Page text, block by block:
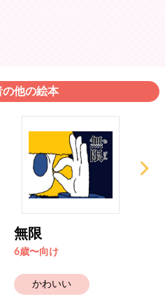
の他の絵本
無限
6歳〜向け
かわいい